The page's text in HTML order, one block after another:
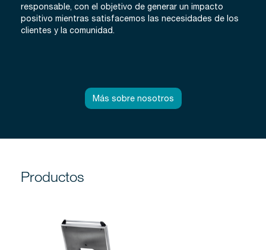
responsable, con el objetivo de generar un impacto
positivo mientras satisfacemos las necesidades de los
clientes y la comunidad.
Más sobre nosotros
Productos